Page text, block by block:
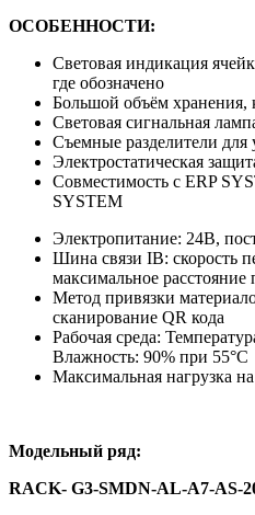
ОСОБЕННОСТИ:
Световая индикация
где обозначено
Большой объём хранения,
Световая сигнальная
Съемные разделители
Электростатическая
Совместимость с ERP
SYSTEM
Электропитание: 24В,
Шина связи IB: скорость
максимальное расстояние
Метод привязки
сканирование QR кода
Рабочая среда:
Влажность: 90% при 55°C
Максимальная нагрузка
Модельный ряд:
RACK- G3-SMDN-AL-A7-AS-